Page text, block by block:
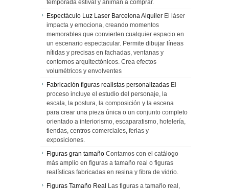
temporada estival y animan a comprar.
Espectáculo Luz Laser Barcelona Alquiler El láser
impacta y emociona, creando momentos
memorables que convierten cualquier espacio en
un escenario espectacular. Permite dibujar líneas
nítidas y precisas en fachadas, ventanas y
contornos arquitectónicos. Crea efectos
volumétricos y envolventes
Fabricación figuras realistas personalizadas El
proceso incluye el estudio del personaje, la
escala, la postura, la composición y la escena
para crear una pieza única o un conjunto completo
orientado a interiorismo, escaparatismo, hotelería,
tiendas, centros comerciales, ferias y
exposiciones.
Figuras gran tamaño Contamos con el catálogo
más amplio en figuras a tamaño real o figuras
realísticas fabricadas en resina y fibra de vidrio.
Figuras Tamaño Real Las figuras a tamaño real,